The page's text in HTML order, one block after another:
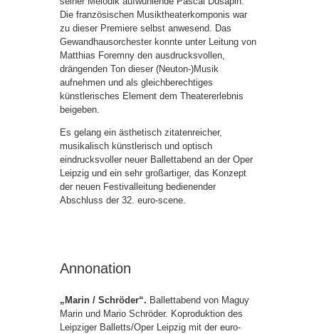
Die französischen Musiktheaterkomponis war
zu dieser Premiere selbst anwesend. Das
Gewandhausorchester konnte unter Leitung von
Matthias Foremny den ausdrucksvollen,
drängenden Ton dieser (Neuton-)Musik
aufnehmen und als gleichberechtiges
künstlerisches Element dem Theatererlebnis
beigeben.
Es gelang ein ästhetisch zitatenreicher,
musikalisch künstlerisch und optisch
eindrucksvoller neuer Ballettabend an der Oper
Leipzig und ein sehr großartiger, das Konzept
der neuen Festivalleitung bedienender
Abschluss der 32. euro-scene.
Annonation
„Marin / Schröder“. Ballettabend von Maguy
Marin und Mario Schröder. Koproduktion des
Leipziger Balletts/Oper Leipzig mit der euro-